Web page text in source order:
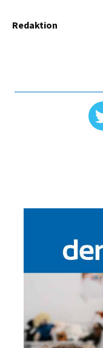
Redaktion